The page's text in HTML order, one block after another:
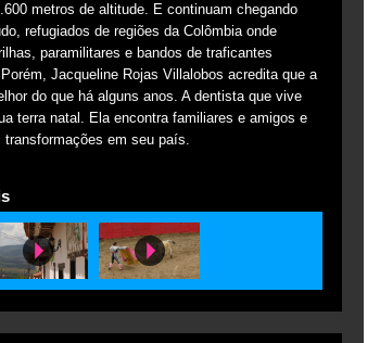
metros de altitude. E continuam chegando
refugiados de regiões da Colômbia onde
paramilitares e bandos de traficantes
Jacqueline Rojas Villalobos acredita que a
do que há alguns anos. A dentista que vive
terra natal. Ela encontra familiares e amigos e
transformações em seu país.